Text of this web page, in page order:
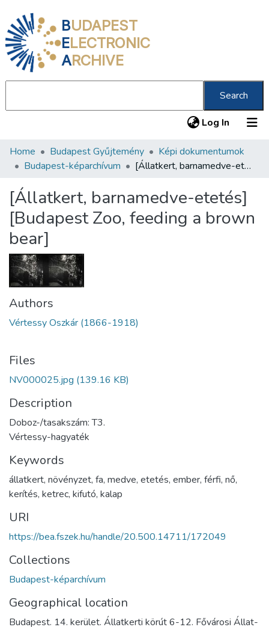
BUDAPEST
ELECTRONIC
ARCHIVE
Search
Log In (current)
Communities & Collections
Statistics
About us
Home Budapest Gyűjtemény
Képi dokumentumok
Budapest-képarchívum
[Állatkert, barnamedve-etetés] [Budapest Zoo, feeding a brown bear]
[Állatkert, barnamedve-etetés]
[Budapest Zoo, feeding a brown
bear]
Authors
Vértessy Oszkár (1866-1918)
Files
NV000025.jpg (139.16 KB)
Description
Doboz-/tasakszám: T3.
Vértessy-hagyaték
Keywords
állatkert, növényzet, fa, medve, etetés, ember, férfi, nő,
kerítés, ketrec, kifutó, kalap
URI
https://bea.fszek.hu/handle/20.500.14711/172049
Collections
Budapest-képarchívum
Geographical location
Budapest. 14. kerület. Állatkerti körút 6-12. Fővárosi Állat-